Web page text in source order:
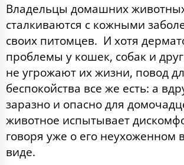
Владельцы домашних
сталкиваются с кожными
своих питомцев. И хотя
проблемы у кошек, собак и
не угрожают их жизни, повод
беспокойства все же есть: а
заразно и опасно для
животное испытывает
говоря уже о его неухоженном
виде.